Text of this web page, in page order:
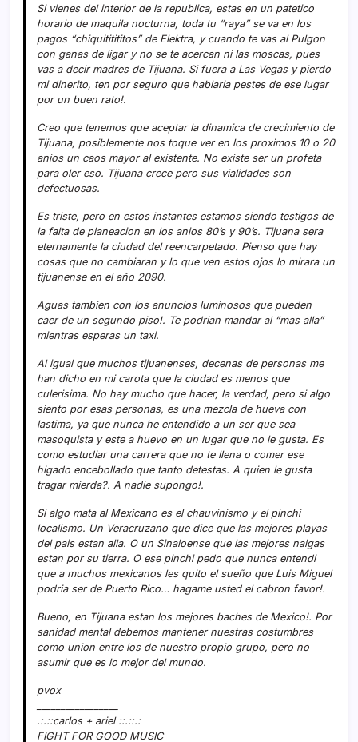
Si vienes del interior de la republica, estas en un patetico
horario de maquila nocturna, toda tu “raya” se va en los
pagos “chiquititititos” de Elektra, y cuando te vas al Pulgon
con ganas de ligar y no se te acercan ni las moscas, pues
vas a decir madres de Tijuana. Si fuera a Las Vegas y pierdo
mi dinerito, ten por seguro que hablaria pestes de ese lugar
por un buen rato!.
Creo que tenemos que aceptar la dinamica de crecimiento de
Tijuana, posiblemente nos toque ver en los proximos 10 o 20
anios un caos mayor al existente. No existe ser un profeta
para oler eso. Tijuana crece pero sus vialidades son
defectuosas.
Es triste, pero en estos instantes estamos siendo testigos de
la falta de planeacion en los anios 80’s y 90’s. Tijuana sera
eternamente la ciudad del reencarpetado. Pienso que hay
cosas que no cambiaran y lo que ven estos ojos lo mirara un
tijuanense en el año 2090.
Aguas tambien con los anuncios luminosos que pueden
caer de un segundo piso!. Te podrian mandar al “mas alla”
mientras esperas un taxi.
Al igual que muchos tijuanenses, decenas de personas me
han dicho en mi carota que la ciudad es menos que
culerisima. No hay mucho que hacer, la verdad, pero si algo
siento por esas personas, es una mezcla de hueva con
lastima, ya que nunca he entendido a un ser que sea
masoquista y este a huevo en un lugar que no le gusta. Es
como estudiar una carrera que no te llena o comer ese
higado encebollado que tanto detestas. A quien le gusta
tragar mierda?. A nadie supongo!.
Si algo mata al Mexicano es el chauvinismo y el pinchi
localismo. Un Veracruzano que dice que las mejores playas
del pais estan alla. O un Sinaloense que las mejores nalgas
estan por su tierra. O ese pinchi pedo que nunca entendi
que a muchos mexicanos les quito el sueño que Luis Miguel
podria ser de Puerto Rico… hagame usted el cabron favor!.
Bueno, en Tijuana estan los mejores baches de Mexico!. Por
sanidad mental debemos mantener nuestras costumbres
como union entre los de nuestro propio grupo, pero no
asumir que es lo mejor del mundo.
pvox
.:.::carlos + ariel ::.::.:
FIGHT FOR GOOD MUSIC